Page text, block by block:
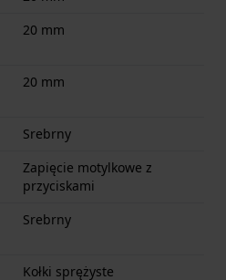
20 mm
20 mm
Srebrny
Zapięcie motylkowe z
przyciskami
Srebrny
Kołki sprężyste